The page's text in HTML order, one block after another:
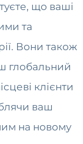
що ваші
та
Вони також
глобальний
клієнти
ваш
на новому